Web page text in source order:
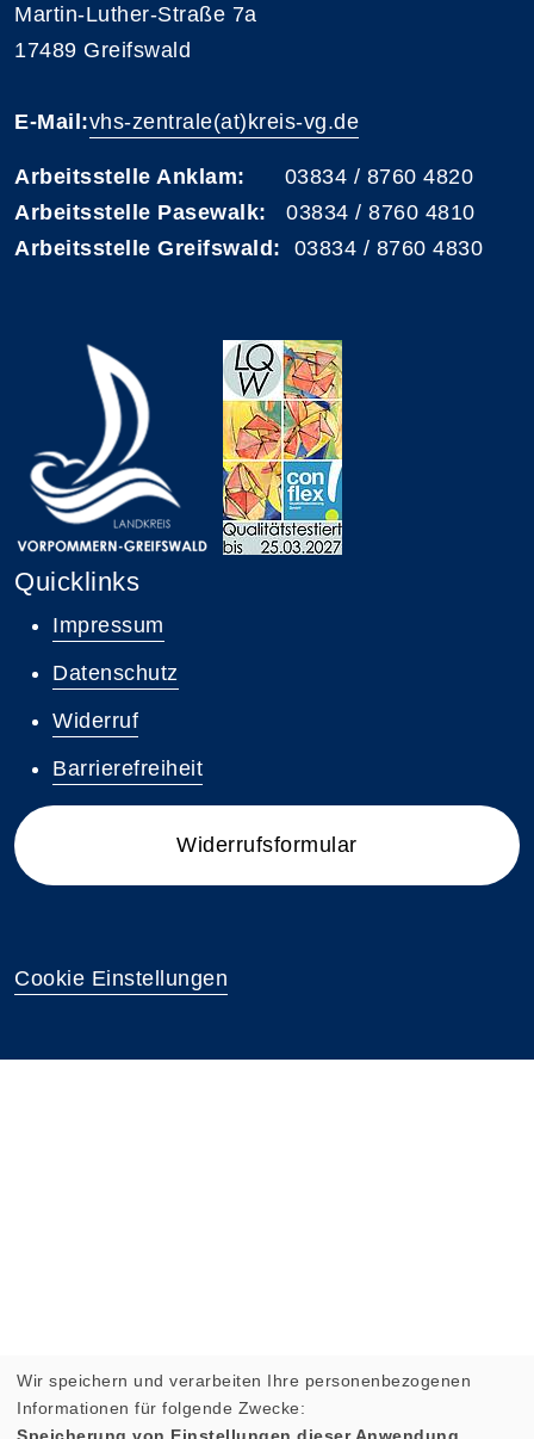
Martin-Luther-Straße 7a
17489 Greifswald
E-Mail:vhs-zentrale(at)kreis-vg.de
Arbeitsstelle Anklam: 03834 / 8760 4820
Arbeitsstelle Pasewalk: 03834 / 8760 4810
Arbeitsstelle Greifswald: 03834 / 8760 4830
Quicklinks
Impressum
Datenschutz
Widerruf
Barrierefreiheit
Widerrufsformular
Cookie Einstellungen
Wir speichern und verarbeiten Ihre personenbezogenen
Informationen für folgende Zwecke: